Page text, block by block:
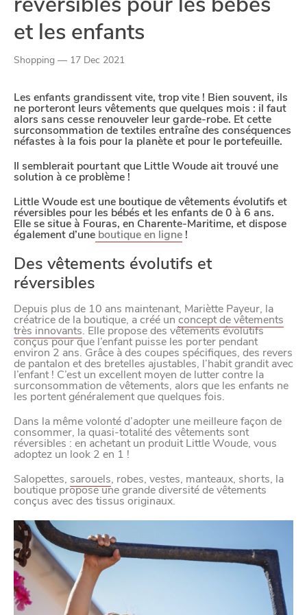
et les enfants
Shopping — 17 Dec 2021
Les enfants grandissent vite, trop vite ! Bien souvent, ils
ne porteront leurs vêtements que quelques mois : il faut
alors sans cesse renouveler leur garde-robe. Et cette
surconsommation de textiles entraîne des conséquences
néfastes à la fois pour la planète et pour le portefeuille.
Il semblerait pourtant que Little Woude ait trouvé une
solution à ce problème !
Little Woude est une boutique de vêtements évolutifs et
réversibles pour les bébés et les enfants de 0 à 6 ans.
Elle se situe à Fouras, en Charente-Maritime, et dispose
également d’une boutique en ligne !
Des vêtements évolutifs et
réversibles
Depuis plus de 10 ans maintenant, Mariètte Payeur, la
créatrice de la boutique, a créé un concept de vêtements
très innovants. Elle propose des vêtements évolutifs
conçus pour que l’enfant puisse les porter pendant
environ 2 ans. Grâce à des coupes spécifiques, des revers
de pantalon et des bretelles ajustables, l’habit grandit avec
l’enfant ! C’est un excellent moyen de lutter contre la
surconsommation de vêtements, alors que les enfants ne
les portent généralement que quelques fois.
Dans la même volonté d’adopter une meilleure façon de
consommer, la quasi-totalité des vêtements sont
réversibles : en achetant un produit Little Woude, vous
adoptez un look 2 en 1 !
Salopettes, sarouels, robes, vestes, manteaux, shorts, la
boutique propose une grande diversité de vêtements
conçus avec des tissus originaux.
Google Maps
YouTube
Paramètres de
confidentialité
Afin de faciliter votre navigation et de vous
apporter le meilleur service possible, nous utilisons
des cookies pour améliorer le site aux besoins des
visiteurs, notamment selon la fréquentation.
Nos politique de confidentialité